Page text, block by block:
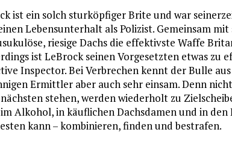
ist ein solch sturköpfiger Brite und war
Lebensunterhalt als Polizist. Gemeinsam
riesige Dachs die effektivste Waffe
ist LeBrock seinen Vorgesetzten etwas zu
Inspector. Bei Verbrechen kennt der Bulle
Ermittler aber auch sehr einsam. Denn
stehen, werden wiederholt zu
Alkohol, in käuflichen Dachsdamen und in den
kann – kombinieren, finden und bestrafen.